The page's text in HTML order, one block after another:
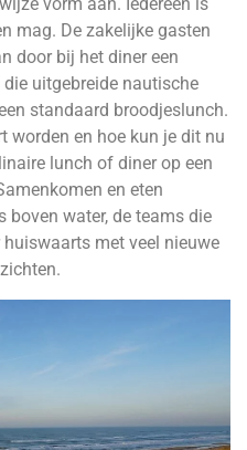
vorm aan. Iedereen is
mag. De zakelijke gasten
door bij het diner een
uitgebreide nautische
standaard broodjeslunch.
worden en hoe kun je dit nu
lunch of diner op een
en eten
boven water, de teams die
met veel nieuwe